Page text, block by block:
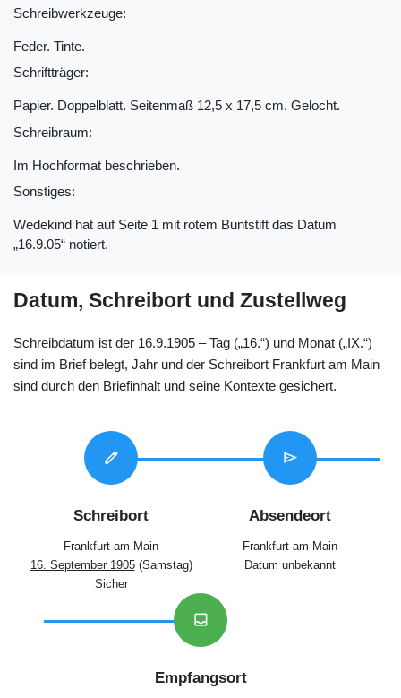
Schreibwerkzeuge:
Feder. Tinte.
Schriftträger:
Papier. Doppelblatt. Seitenmaß 12,5 x 17,5 cm. Gelocht.
Schreibraum:
Im Hochformat beschrieben.
Sonstiges:
Wedekind hat auf Seite 1 mit rotem Buntstift das Datum
„16.9.05“ notiert.
Datum, Schreibort und Zustellweg
Schreibdatum ist der 16.9.1905 – Tag („16.“) und Monat („IX.“)
sind im Brief belegt, Jahr und der Schreibort Frankfurt am Main
sind durch den Briefinhalt und seine Kontexte gesichert.
edit
Schreibort
Frankfurt am Main
16. September 1905(Samstag)
Sicher
send
Absendeort
Frankfurt am Main
Datum unbekannt
inbox
Empfangsort